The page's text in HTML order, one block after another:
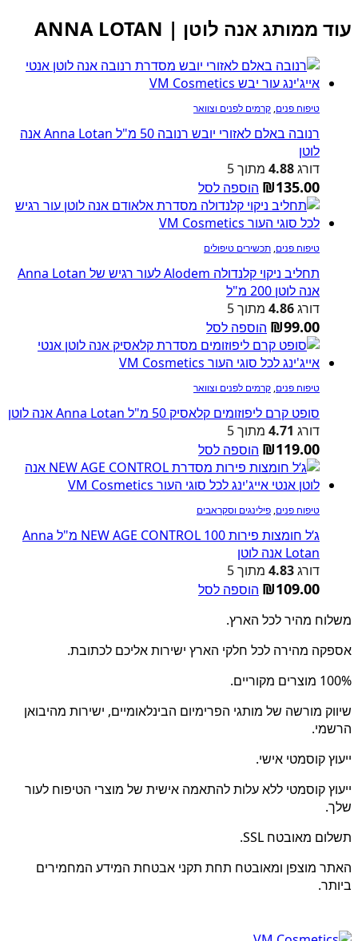
עוד ממותג אנה לוטן | ANNA LOTAN
טיפוח פנים,קרמים לפנים וצוואר
רנובה באלם לאזורי יובש רנובה 50 מ"ל Anna Lotan אנה
לוטן
דורג4.88 מתוך 5
₪135.00 הוספה לסל
טיפוח פנים,תכשירים טיפולים
תחליב ניקוי קלנדולה Alodem לעור רגיש של Anna Lotan
אנה לוטן 200 מ"ל
דורג4.86 מתוך 5
₪99.00 הוספה לסל
טיפוח פנים,קרמים לפנים וצוואר
סופט קרם ליפוזומים קלאסיק 50 מ"ל Anna Lotan אנה לוטן
דורג 4.71 מתוך 5
₪119.00 הוספה לסל
טיפוח פנים,פילינגים וסקראבים
ג‘ל חומצות פירות NEW AGE CONTROL 100 מ"ל Anna
Lotan אנה לוטן
דורג4.83 מתוך 5
₪109.00
הוספה לסל
משלוח מהיר לכל הארץ.
אספקה מהירה לכל חלקי הארץ ישירות אליכם לכתובת.
100% מוצרים מקוריים.
שיווק מורשה של מותגי הפרימיום הבינלאומיים, ישירות מהיבואן
הרשמי.
ייעוץ קוסמטי אישי.
ייעוץ קוסמטי ללא עלות להתאמה אישית של מוצרי הטיפוח לעור
שלך.
תשלום מאובטח SSL.
האתר מוצפן ומאובטח תחת תקני אבטחת המידע המחמירים
ביותר.